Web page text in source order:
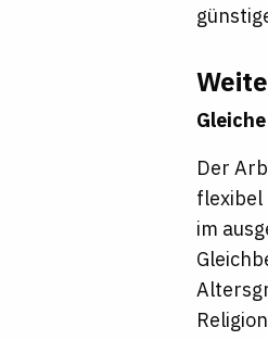
Der
flexibel
im